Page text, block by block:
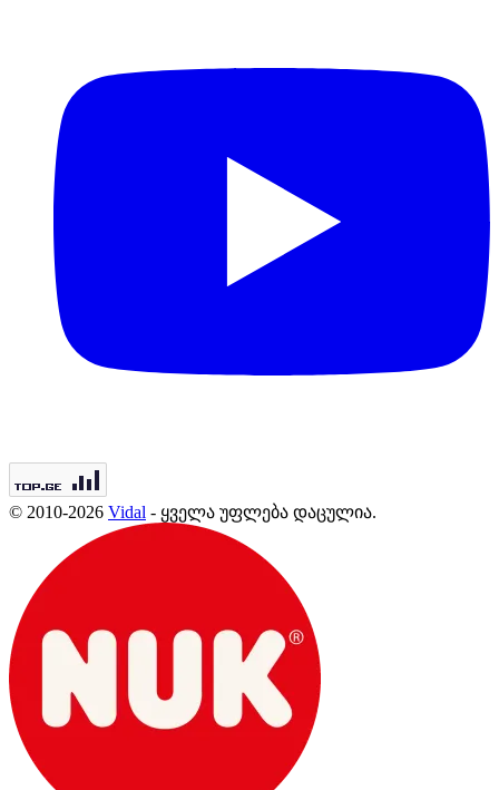
© 2010-2026 Vidal - ყველა უფლება დაცულია.